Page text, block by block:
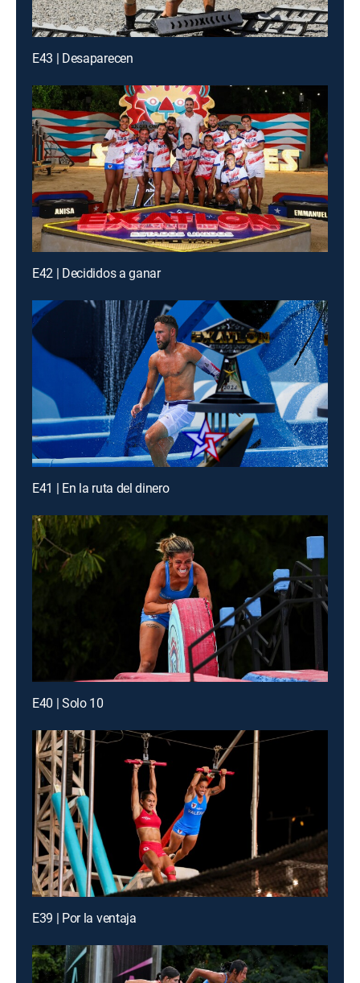
E43 | Desaparecen
E42 | Decididos a ganar
E41 | En la ruta del dinero
E40 | Solo 10
E39 | Por la ventaja